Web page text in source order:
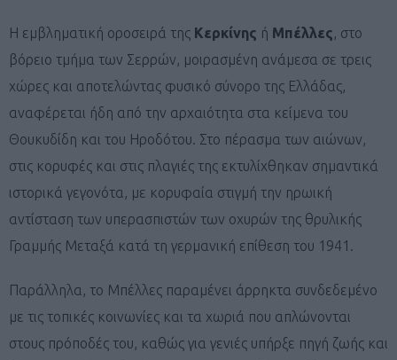
Η εμβληματική οροσειρά της Κερκίνης ή Μπέλλες, στο
βόρειο τμήμα των Σερρών, μοιρασμένη ανάμεσα σε τρεις
χώρες και αποτελώντας φυσικό σύνορο της Ελλάδας,
αναφέρεται ήδη από την αρχαιότητα στα κείμενα του
Θουκυδίδη και του Ηροδότου. Στο πέρασμα των αιώνων,
στις κορυφές και στις πλαγιές της εκτυλίχθηκαν σημαντικά
ιστορικά γεγονότα, με κορυφαία στιγμή την ηρωική
αντίσταση των υπερασπιστών των οχυρών της θρυλικής
Γραμμής Μεταξά κατά τη γερμανική επίθεση του 1941.
Παράλληλα, το Μπέλλες παραμένει άρρηκτα συνδεδεμένο
με τις τοπικές κοινωνίες και τα χωριά που απλώνονται
στους πρόποδές του, καθώς για γενιές υπήρξε πηγή ζωής και